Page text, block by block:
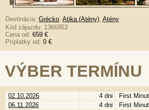
Destinácia: Grécko, Atika (Atény), Atény
Kód zájazdu: 1366953
Cena od: 659 €
Príplatky od: 0 €
VÝBER TERMÍNU
02.10.2026 4 dni
First
06.11.2026
4 dni
First